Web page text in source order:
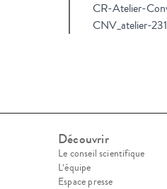
CR-Atelier-
CNV_atelier-
Découvrir
Le conseil scientifique
L’équipe
Espace presse